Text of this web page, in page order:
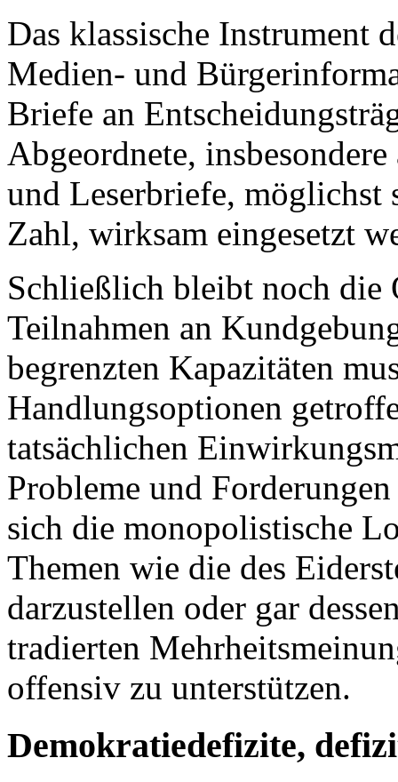
Das klassische Instrument
Medien- und
Briefe an
Abgeordnete,
und Leserbriefe, möglichst
Zahl, wirksam eingesetzt
Schließlich bleibt noch die
Teilnahmen an
begrenzten Kapazitäten
Handlungsoptionen
tatsächlichen
Probleme und
sich die monopolistische
Themen wie die des
darzustellen oder gar
tradierten
offensiv zu unterstützen.
Demokratiedefizite,